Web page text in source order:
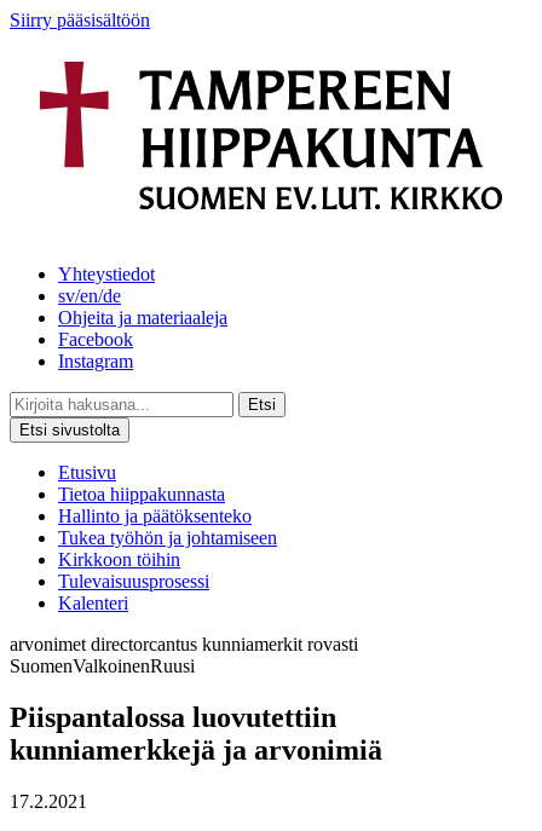
Siirry pääsisältöön
Yhteystiedot
sv/en/de
Ohjeita ja materiaaleja
Facebook
Instagram
Etsi
Etsi sivustolta
Etusivu
Tietoa hiippakunnasta
Hallinto ja päätöksenteko
Tukea työhön ja johtamiseen
Kirkkoon töihin
Tulevaisuusprosessi
Kalenteri
arvonimet directorcantus kunniamerkit rovasti
SuomenValkoinenRuusi
Piispantalossa luovutettiin
kunniamerkkejä ja arvonimiä
17.2.2021